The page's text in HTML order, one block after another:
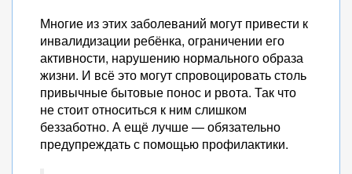
Многие из этих заболеваний могут привести к
инвалидизации ребёнка, ограничении его
активности, нарушению нормального образа
жизни. И всё это могут спровоцировать столь
привычные бытовые понос и рвота. Так что
не стоит относиться к ним слишком
беззаботно. А ещё лучше — обязательно
предупреждать с помощью профилактики.